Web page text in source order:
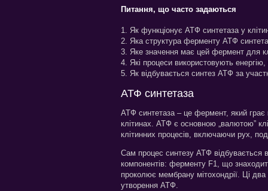
Питання, що часто задаються
1. Як функціонує АТФ синтетаза у
2. Яка структура ферменту АТФ
3. Яке значення має цей фермент для
4. Які процеси використовують
5. Як відбувається синтез АТФ за
АТФ синтетаза
АТФ синтетаза – це фермент, який
клітинах. АТФ є основною „валютою”
клітинних процесів, включаючи рух,
Сам процес синтезу АТФ відбувається
компонентів: ферменту F1, що
проколює мембрану мітохондрії. Ці
утворення АТФ.